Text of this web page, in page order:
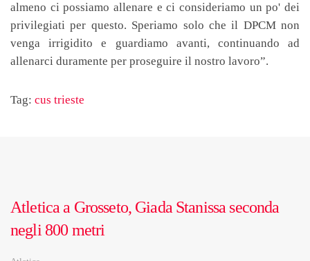
almeno ci possiamo allenare e ci consideriamo un po' dei
privilegiati per questo. Speriamo solo che il DPCM non
venga irrigidito e guardiamo avanti, continuando ad
allenarci duramente per proseguire il nostro lavoro”.
Tag: cus trieste
Atletica a Grosseto, Giada Stanissa seconda
negli 800 metri